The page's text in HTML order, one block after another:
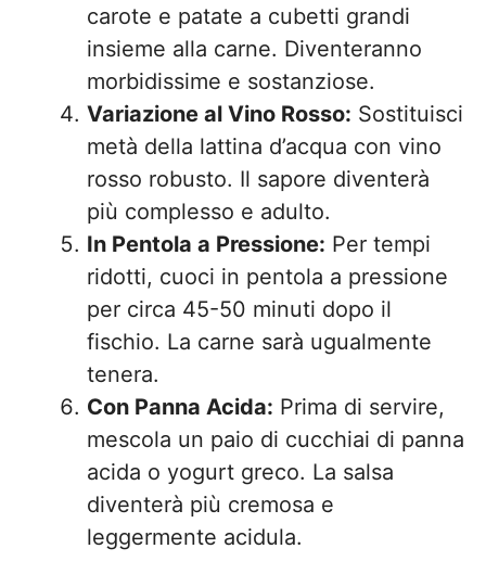
carote e patate a cubetti grandi
insieme alla carne. Diventeranno
morbidissime e sostanziose.
Variazione al Vino Rosso: Sostituisci
metà della lattina d’acqua con vino
rosso robusto. Il sapore diventerà
più complesso e adulto.
In Pentola a Pressione: Per tempi
ridotti, cuoci in pentola a pressione
per circa 45-50 minuti dopo il
fischio. La carne sarà ugualmente
tenera.
Con Panna Acida: Prima di servire,
mescola un paio di cucchiai di panna
acida o yogurt greco. La salsa
diventerà più cremosa e
leggermente acidula.